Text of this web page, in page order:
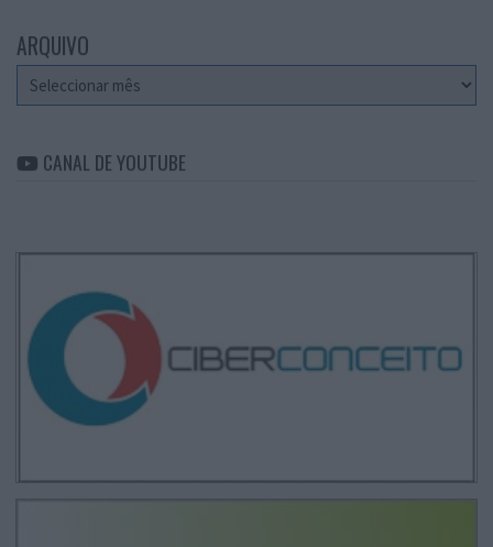
ARQUIVO
Arquivo
CANAL DE YOUTUBE